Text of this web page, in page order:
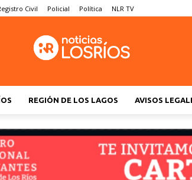
Civil Policial Política NLR TV
REGIÓN DE LOS LAGOS AVISOS